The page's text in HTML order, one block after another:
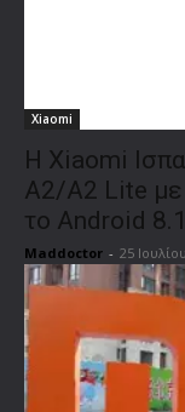
Xiaomi
Η Xiaomi
A2/A2 Lite με
το Android 8.1
Maddoctor - 25